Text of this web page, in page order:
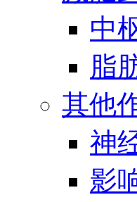
中
脂
其他
神
影